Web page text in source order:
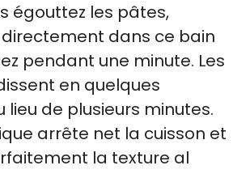
égouttez les pâtes,
dans ce bain
pendant une minute. Les
en quelques
lieu de plusieurs minutes.
arrête net la cuisson et
la texture al